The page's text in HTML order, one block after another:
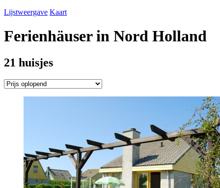
Lijstweergave Kaart
Ferienhäuser in Nord Holland
21 huisjes